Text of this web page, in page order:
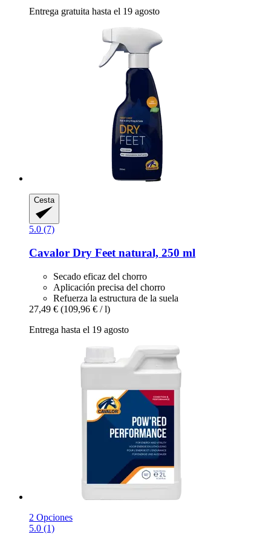
Entrega gratuita hasta el 19 agosto
Cesta
5.0 (7)
Cavalor Dry Feet natural, 250 ml
Secado eficaz del chorro
Aplicación precisa del chorro
Refuerza la estructura de la suela
27,49 € (109,96 € / l)
Entrega hasta el 19 agosto
2 Opciones
5.0 (1)